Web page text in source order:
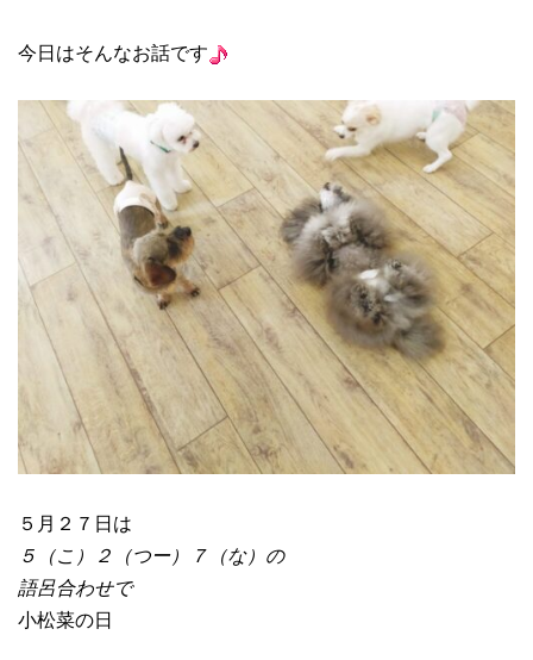
今日はそんなお話です
５月２７日は
５（こ）２（つー）７（な）の
語呂合わせで
小松菜の日